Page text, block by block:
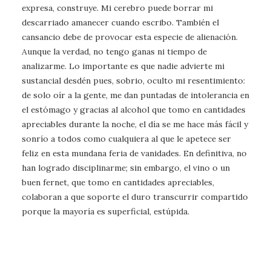
expresa, construye. Mi cerebro puede borrar mi
descarriado amanecer cuando escribo. También el
cansancio debe de provocar esta especie de alienación.
Aunque la verdad, no tengo ganas ni tiempo de
analizarme. Lo importante es que nadie advierte mi
sustancial desdén pues, sobrio, oculto mi resentimiento:
de solo oír a la gente, me dan puntadas de intolerancia en
el estómago y gracias al alcohol que tomo en cantidades
apreciables durante la noche, el día se me hace más fácil y
sonrío a todos como cualquiera al que le apetece ser
feliz en esta mundana feria de vanidades. En definitiva, no
han logrado disciplinarme; sin embargo, el vino o un
buen fernet, que tomo en cantidades apreciables,
colaboran a que soporte el duro transcurrir compartido
porque la mayoría es superficial, estúpida.